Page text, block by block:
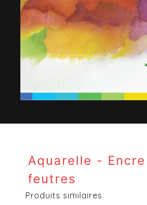
Aquarelle -
feutres
Produits similaires